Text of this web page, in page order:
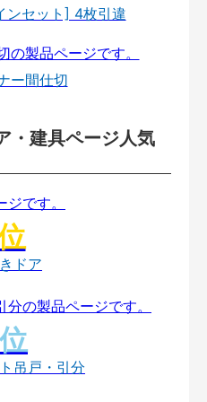
ンセット] 4枚引違
ー間仕切
・建具ページ人気
ドア
吊戸・引分